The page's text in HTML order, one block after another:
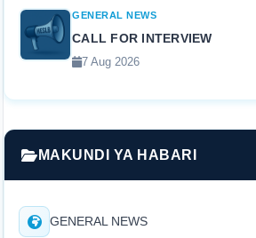
GENERAL NEWS
CALL FOR INTERVIEW
7 Aug 2026
MAKUNDI YA HABARI
GENERAL NEWS